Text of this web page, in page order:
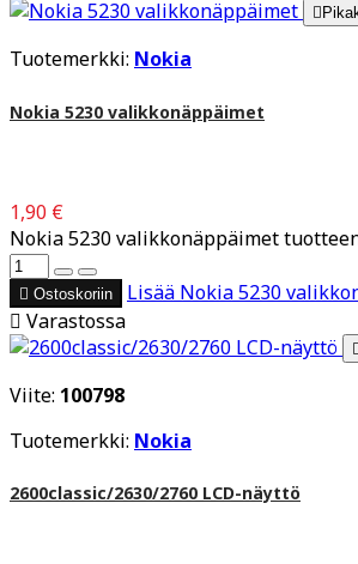

Tuotemerkki: Nokia
Nokia 5230 valikkonäppäimet
1,90 €
Nokia 5230 valikkonäppäimet
 Ostoskoriin Lisää Nokia 5230
 Varastossa
Viite: 100798
Tuotemerkki: Nokia
2600classic/2630/2760 LCD-näyttö